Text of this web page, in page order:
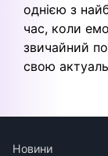
однією з
час, коли
звичайний
свою
Новини